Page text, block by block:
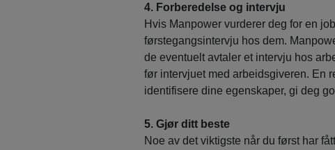
4. Forberedelse og intervju
Hvis Manpower vurderer deg for en
førstegangsintervju hos dem.
de eventuelt avtaler et intervju hos
før intervjuet med arbeidsgiveren. En
identifisere dine egenskaper, gi deg
5. Gjør ditt beste
Noe av det viktigste når du først har